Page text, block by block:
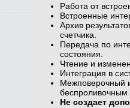
Работа от
Встроенные
Архив
счетчика.
Передача по
состояния.
Чтение и
Интеграция в
Межповерочный
Не создает